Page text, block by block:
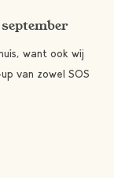
want ook wij
van zowel SOS